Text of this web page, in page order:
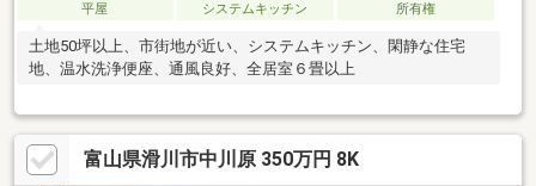
平屋 システムキッチン 所有権
土地50坪以上、市街地が近い、システムキッチン、閑静な住宅
地、温水洗浄便座、通風良好、全居室６畳以上
富山県滑川市中川原 350万円 8K